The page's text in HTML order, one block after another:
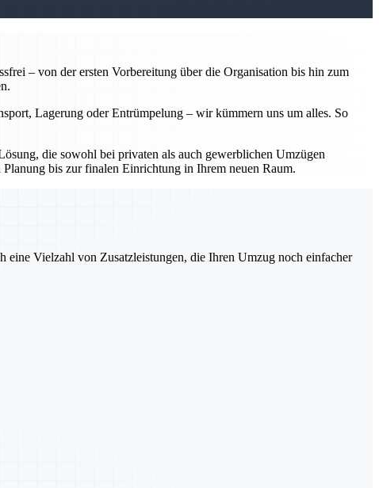
– von der ersten Vorbereitung über die Organisation bis hin zum
Lagerung oder Entrümpelung – wir kümmern uns um alles. So
die sowohl bei privaten als auch gewerblichen Umzügen
bis zur finalen Einrichtung in Ihrem neuen Raum.
eine Vielzahl von Zusatzleistungen, die Ihren Umzug noch einfacher